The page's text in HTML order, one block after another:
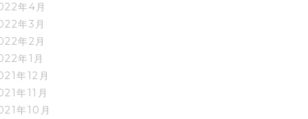
年4月
年3月
年2月
年1月
年12月
年11月
年10月